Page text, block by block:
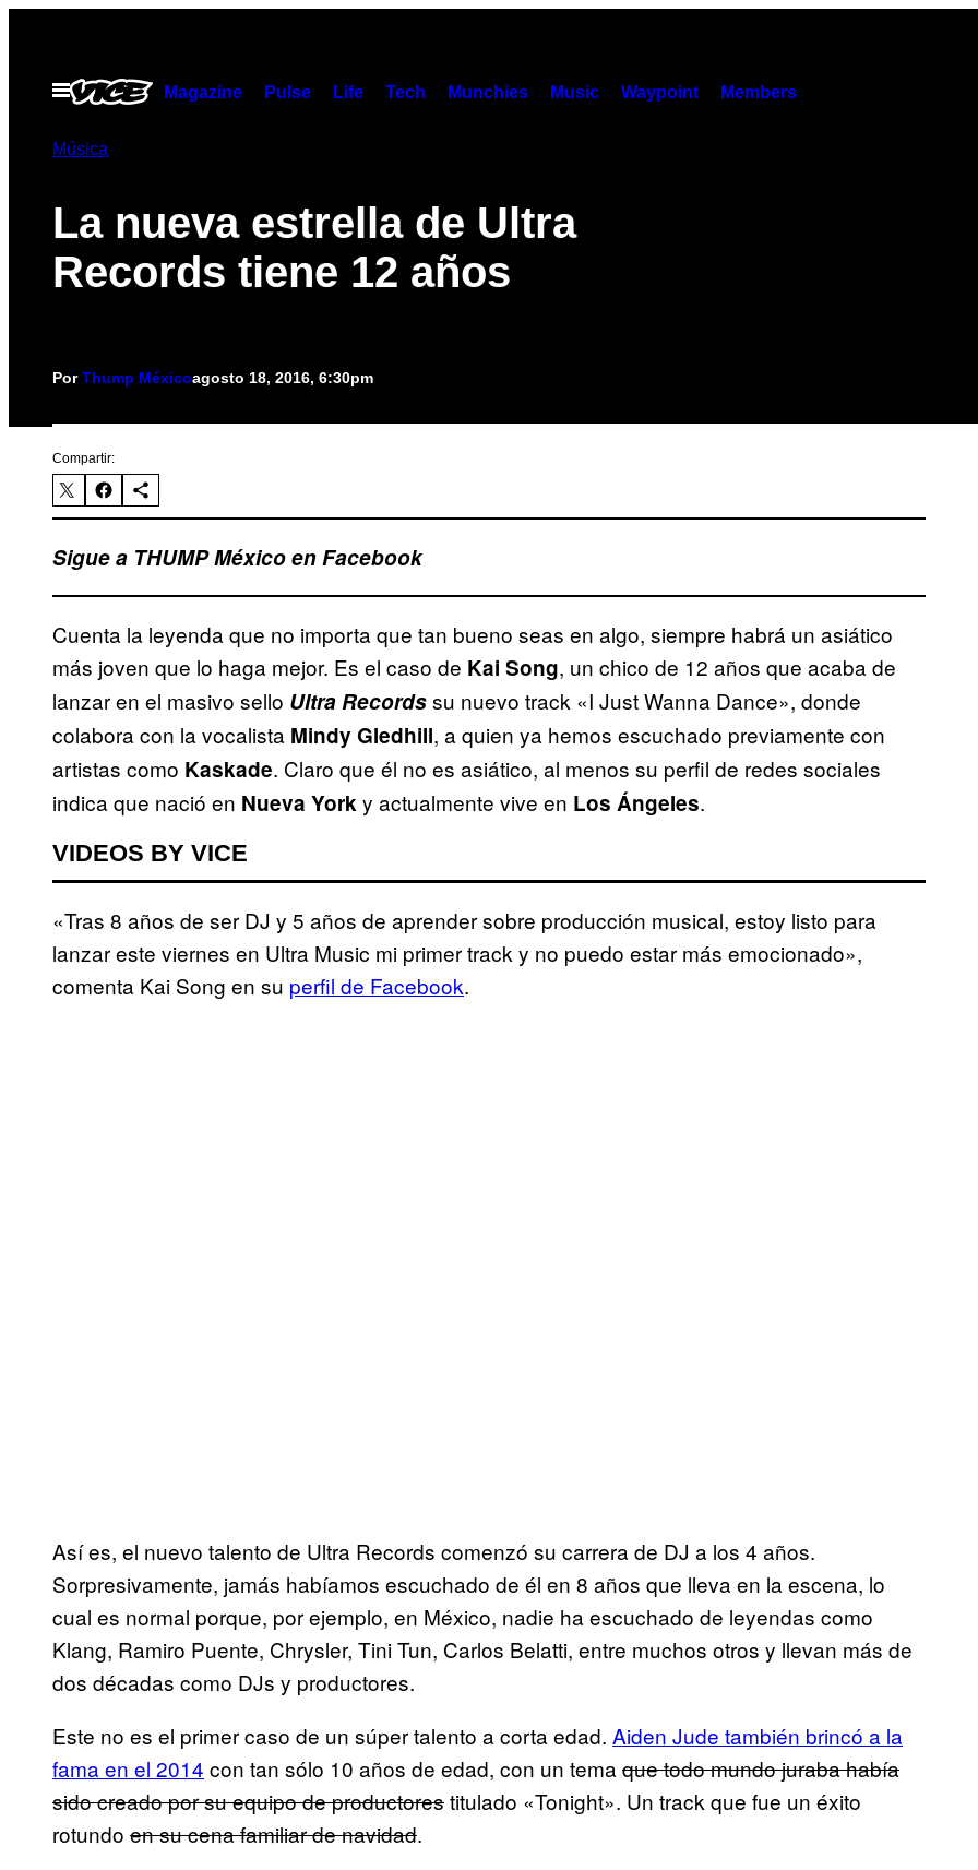
contenido
Abrir
Menú
Magazine Pulse Life Tech Munchies Music Waypoint Members
Música
La nueva estrella de Ultra
Records tiene 12 años
PorThump Méxicoagosto 18, 2016, 6:30pm
Compartir:
Sigue a THUMP México en Facebook
Cuenta la leyenda que no importa que tan bueno seas en algo, siempre habrá un asiático
más joven que lo haga mejor. Es el caso de Kai Song, un chico de 12 años que acaba de
lanzar en el masivo sello Ultra Recordssu nuevo track «I Just Wanna Dance», donde
colabora con la vocalista Mindy Gledhill, a quien ya hemos escuchado previamente con
artistas como Kaskade. Claro que él no es asiático, al menos su perfil de redes sociales
indica que nació en Nueva Yorky actualmente vive en Los Ángeles.
VIDEOS BY VICE
«Tras 8 años de ser DJ y 5 años de aprender sobre producción musical, estoy listo para
lanzar este viernes en Ultra Music mi primer track y no puedo estar más emocionado»,
comenta Kai Song en su perfil de Facebook.
Así es, el nuevo talento de Ultra Records comenzó su carrera de DJ a los 4 años.
Sorpresivamente, jamás habíamos escuchado de él en 8 años que lleva en la escena, lo
cual es normal porque, por ejemplo, en México, nadie ha escuchado de leyendas como
Klang, Ramiro Puente, Chrysler, Tini Tun, Carlos Belatti, entre muchos otros y llevan más de
dos décadas como DJs y productores.
Este no es el primer caso de un súper talento a corta edad. Aiden Jude también brincó a la
fama en el 2014 con tan sólo 10 años de edad, con un tema que todo mundo juraba había
sido creado por su equipo de productorestitulado «Tonight». Un track que fue un éxito
rotundo en su cena familiar de navidad.